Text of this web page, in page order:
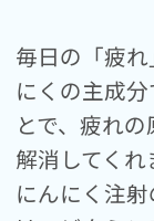
毎日の「疲
にくの主成
とで、疲れ
解消してくれ
にんにく注